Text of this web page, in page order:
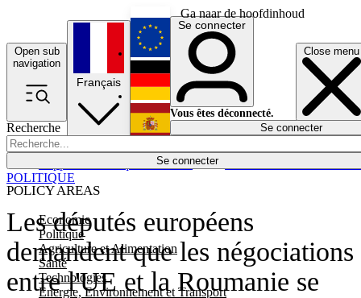
Ga naar de hoofdinhoud
Open sub
navigation
Close menu
Recherche
Se connecter
POLICY AREAS
Economie
Politique
Agriculture et Alimentation
Santé
Technologies
Energie, Environnement et Transport
Économie
Français
English
Deutsch
Español
Se connecter
Vous êtes déconnecté.
Se connecter
Les députés européens
demandent que les négociations
entre l'UE et la Roumanie se
POLITIQUE